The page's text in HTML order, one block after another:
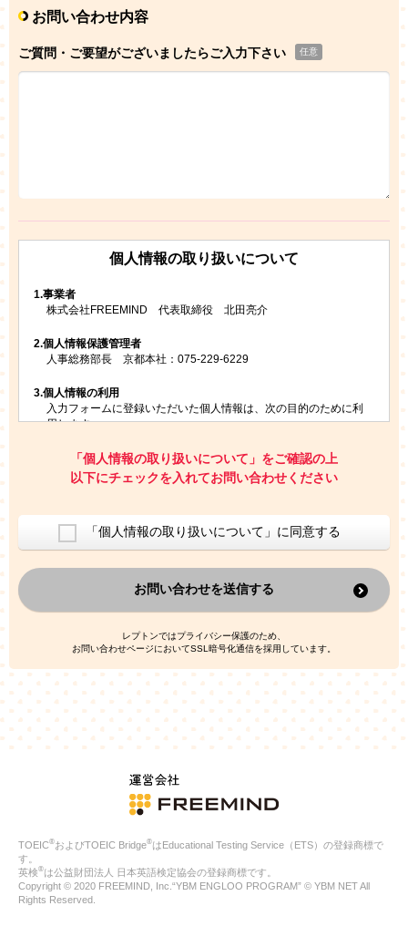
お問い合わせ内容
ご質問・ご要望がございましたらご入力下さい 任意
個人情報の取り扱いについて
1.事業者
株式会社FREEMIND 代表取締役 北田亮介
2.個人情報保護管理者
人事総務部長 京都本社：075-229-6229
3.個人情報の利用
入力フォームに登録いただいた個人情報は、次の目的のために利
用します。
お問い合わせにお答えするため
レプトンのキャンペーンや新商品（新サービス）、新規開講教
室等をご案内するため
ご利用者の個人情報を、本人が特定されないデータに不可逆変
換した上で、広告・宣伝・販売促進活動に役立てること
上記の利用目的のために第三者へ提供すること
なお、この利用目的を超えた個人情報の取扱いは行いません。ま
た、これ以外の目的で個人情報を利用することはありません。
人情報を、本人が特定されないデータに不可逆変換した上で第三
者広告配信事業者においてマッチングを行い、その結果に基づい
て広告を配信することがあります。第三者広告配信事業者が、こ
れらの情報を広告配信以外の目的で利用することはありません。
4.
個人情報の第三者への提供
当社は、次の場合を除き、ご本人の同意なしに個人情報を第三者
に提供することはありません。
ご本人の同意がある場合
法令に基づく場合
人の生命、身体または財産の保護のために必要がある場合であ
公衆衛生の向上または児童の健全な育成の推進のために特に必
合
特定した利用目的の達成に必要な範囲内において、個人情報の
「個人情報の取り扱いについて」をご確認の上
以下にチェックを入れてお問い合わせください
「個人情報の取り扱いについて」に同意する
お問い合わせを送信する
レプトンではプライバシー保護のため、
お問い合わせページにおいてSSL暗号化通信を採用しています。
TOEIC®およびTOEIC Bridge®はEducational Testing Service（ETS）の登録商標で
す。
英検®は公益財団法人 日本英語検定協会の登録商標です。
Copyright © 2020 FREEMIND, Inc.“YBM ENGLOO PROGRAM” © YBM NET All
Rights Reserved.